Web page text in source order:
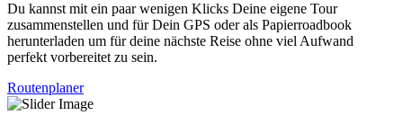
Du kannst mit ein paar wenigen Klicks Deine eigene Tour
zusammenstellen und für Dein GPS oder als Papierroadbook
herunterladen um für deine nächste Reise ohne viel Aufwand
perfekt vorbereitet zu sein.
Routenplaner